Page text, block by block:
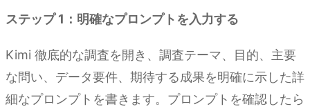
ステップ 1：明確なプロンプトを入力する
Kimi 徹底的な調査を開き、調査テーマ、目的、主要
な問い、データ要件、期待する成果を明確に示した詳
細なプロンプトを書きます。プロンプトを確認したら